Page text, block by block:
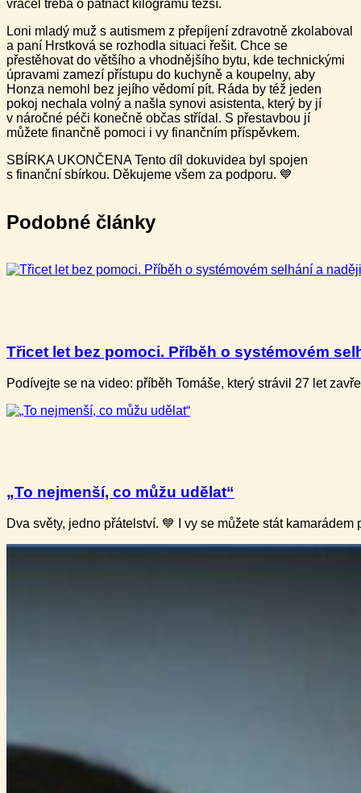
vracel třeba o patnáct kilogramů těžší.
Loni mladý muž s autismem z přepíjení zdravotně zkolaboval
a paní Hrstková se rozhodla situaci řešit. Chce se
přestěhovat do většího a vhodnějšího bytu, kde technickými
úpravami zamezí přístupu do kuchyně a koupelny, aby
Honza nemohl bez jejího vědomí pít. Ráda by též jeden
pokoj nechala volný a našla synovi asistenta, který by jí
v náročné péči konečně občas střídal. S přestavbou jí
můžete finančně pomoci i vy finančním příspěvkem.
SBÍRKA UKONČENA Tento díl dokuvidea byl spojen
s finanční sbírkou. Děkujeme všem za podporu. 💙
Podobné články
Třicet let bez pomoci. Příběh o systémovém
Podívejte se na video: příběh Tomáše, který strávil 27 let
„To nejmenší, co můžu udělat“
Dva světy, jedno přátelství. 💙 I vy se můžete stát